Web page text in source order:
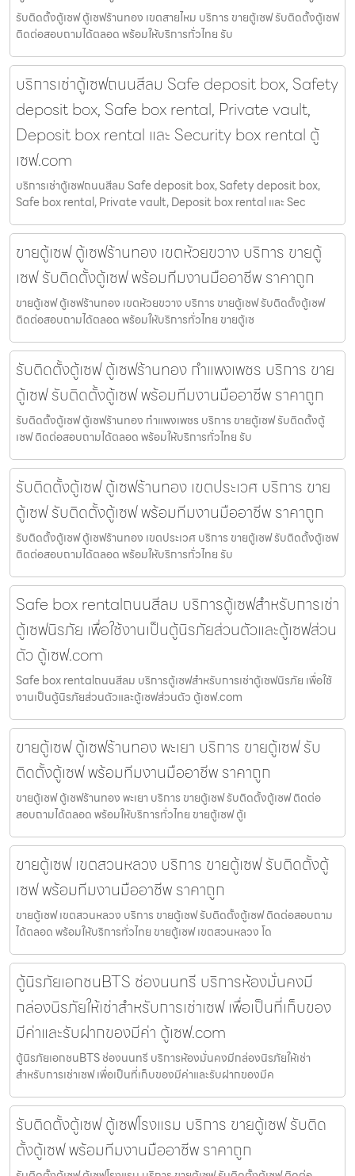
รับติดตั้งตู้เซฟ ตู้เซฟร้านทอง เขตสายไหม บริการ ขายตู้เซฟ รับติดตั้งตู้เซฟ
ติดต่อสอบถามได้ตลอด พร้อมให้บริการทั่วไทย รับ
บริการเช่าตู้เซฟถนนสีลม Safe deposit box, Safety
deposit box, Safe box rental, Private vault,
Deposit box rental และ Security box rental ตู้
เซฟ.com
บริการเช่าตู้เซฟถนนสีลม Safe deposit box, Safety deposit box,
Safe box rental, Private vault, Deposit box rental และ Sec
ขายตู้เซฟ ตู้เซฟร้านทอง เขตห้วยขวาง บริการ ขายตู้
เซฟ รับติดตั้งตู้เซฟ พร้อมทีมงานมืออาชีพ ราคาถูก
ขายตู้เซฟ ตู้เซฟร้านทอง เขตห้วยขวาง บริการ ขายตู้เซฟ รับติดตั้งตู้เซฟ
ติดต่อสอบถามได้ตลอด พร้อมให้บริการทั่วไทย ขายตู้เซ
รับติดตั้งตู้เซฟ ตู้เซฟร้านทอง กำแพงเพชร บริการ ขาย
ตู้เซฟ รับติดตั้งตู้เซฟ พร้อมทีมงานมืออาชีพ ราคาถูก
รับติดตั้งตู้เซฟ ตู้เซฟร้านทอง กำแพงเพชร บริการ ขายตู้เซฟ รับติดตั้งตู้
เซฟ ติดต่อสอบถามได้ตลอด พร้อมให้บริการทั่วไทย รับ
รับติดตั้งตู้เซฟ ตู้เซฟร้านทอง เขตประเวศ บริการ ขาย
ตู้เซฟ รับติดตั้งตู้เซฟ พร้อมทีมงานมืออาชีพ ราคาถูก
รับติดตั้งตู้เซฟ ตู้เซฟร้านทอง เขตประเวศ บริการ ขายตู้เซฟ รับติดตั้งตู้เซฟ
ติดต่อสอบถามได้ตลอด พร้อมให้บริการทั่วไทย รับ
Safe box rentalถนนสีลม บริการตู้เซฟสำหรับการเช่า
ตู้เซฟนิรภัย เพื่อใช้งานเป็นตู้นิรภัยส่วนตัวและตู้เซฟส่วน
ตัว ตู้เซฟ.com
Safe box rentalถนนสีลม บริการตู้เซฟสำหรับการเช่าตู้เซฟนิรภัย เพื่อใช้
งานเป็นตู้นิรภัยส่วนตัวและตู้เซฟส่วนตัว ตู้เซฟ.com
ขายตู้เซฟ ตู้เซฟร้านทอง พะเยา บริการ ขายตู้เซฟ รับ
ติดตั้งตู้เซฟ พร้อมทีมงานมืออาชีพ ราคาถูก
ขายตู้เซฟ ตู้เซฟร้านทอง พะเยา บริการ ขายตู้เซฟ รับติดตั้งตู้เซฟ ติดต่อ
สอบถามได้ตลอด พร้อมให้บริการทั่วไทย ขายตู้เซฟ ตู้เ
ขายตู้เซฟ เขตสวนหลวง บริการ ขายตู้เซฟ รับติดตั้งตู้
เซฟ พร้อมทีมงานมืออาชีพ ราคาถูก
ขายตู้เซฟ เขตสวนหลวง บริการ ขายตู้เซฟ รับติดตั้งตู้เซฟ ติดต่อสอบถาม
ได้ตลอด พร้อมให้บริการทั่วไทย ขายตู้เซฟ เขตสวนหลวง โด
ตู้นิรภัยเอกชนBTS ช่องนนทรี บริการห้องมั่นคงมี
กล่องนิรภัยให้เช่าสำหรับการเช่าเซฟ เพื่อเป็นที่เก็บของ
มีค่าและรับฝากของมีค่า ตู้เซฟ.com
ตู้นิรภัยเอกชนBTS ช่องนนทรี บริการห้องมั่นคงมีกล่องนิรภัยให้เช่า
สำหรับการเช่าเซฟ เพื่อเป็นที่เก็บของมีค่าและรับฝากของมีค
รับติดตั้งตู้เซฟ ตู้เซฟโรงแรม บริการ ขายตู้เซฟ รับติด
ตั้งตู้เซฟ พร้อมทีมงานมืออาชีพ ราคาถูก